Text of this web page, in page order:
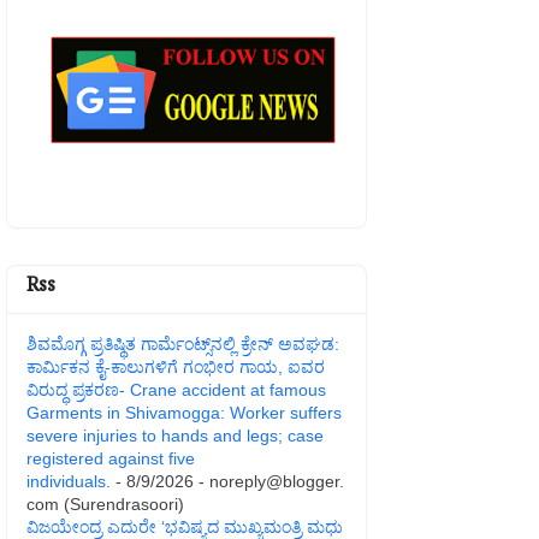
Rss
ಶಿವಮೊಗ್ಗ ಪ್ರತಿಷ್ಥಿತ ಗಾರ್ಮೆಂಟ್ಸ್‌ನಲ್ಲಿ ಕ್ರೇನ್ ಅವಘಡ:
ಕಾರ್ಮಿಕನ ಕೈ-ಕಾಲುಗಳಿಗೆ ಗಂಭೀರ ಗಾಯ, ಐವರ
ವಿರುದ್ಧ ಪ್ರಕರಣ- Crane accident at famous
Garments in Shivamogga: Worker suffers
severe injuries to hands and legs; case
registered against five
individuals. - 8/9/2026 - noreply@blogger.
com (Surendrasoori)
ವಿಜಯೇಂದ್ರ ಎದುರೇ ‘ಭವಿಷ್ಯದ ಮುಖ್ಯಮಂತ್ರಿ ಮಧು